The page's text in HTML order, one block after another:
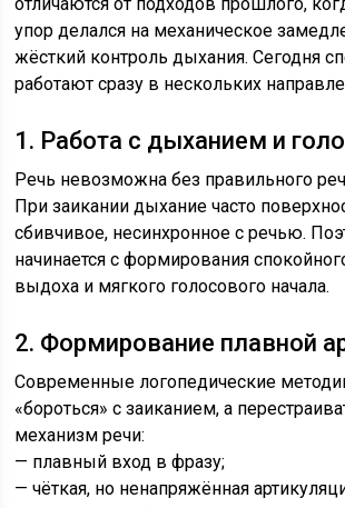
упор делался на механическое
жёсткий контроль дыхания. Сегодня
работают сразу в нескольких
1. Работа с дыханием и
Речь невозможна без правильного
При заикании дыхание часто
сбивчивое, несинхронное с речью.
начинается с формирования
выдоха и мягкого голосового начала.
2. Формирование плавной
Современные логопедические
«бороться» с заиканием, а
механизм речи:
— плавный вход в фразу;
— чёткая, но ненапряжённая